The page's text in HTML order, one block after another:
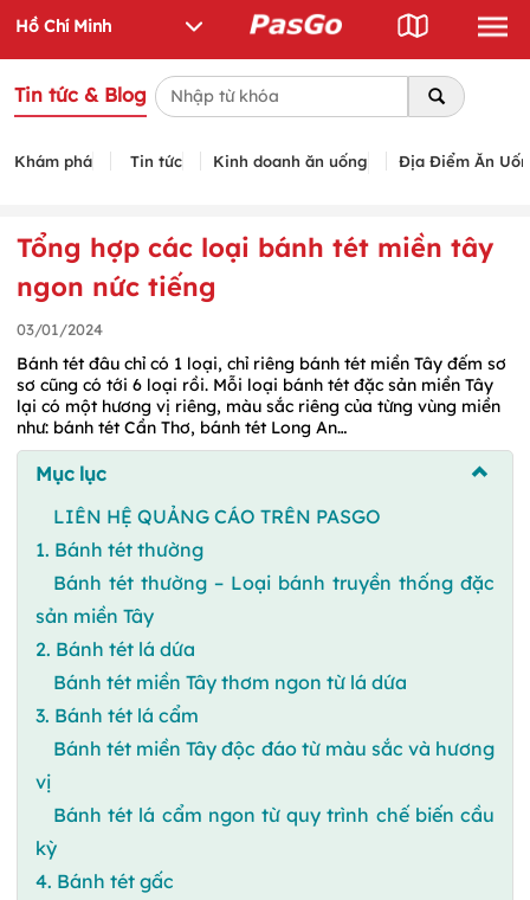
Tin tức & Blog
Khám phá Tin tức Kinh doanh ăn uống Địa Điểm Ăn
Tổng hợp các loại bánh tét miền tây
ngon nức tiếng
03/01/2024
Bánh tét đâu chỉ có 1 loại, chỉ riêng bánh tét miền Tây đếm sơ
sơ cũng có tới 6 loại rồi. Mỗi loại bánh tét đặc sản miền Tây
lại có một hương vị riêng, màu sắc riêng của từng vùng miền
như: bánh tét Cần Thơ, bánh tét Long An…
Mục lục
LIÊN HỆ QUẢNG CÁO TRÊN PASGO
1. Bánh tét thường
Bánh tét thường – Loại bánh truyền thống đặc
sản miền Tây
2. Bánh tét lá dứa
Bánh tét miền Tây thơm ngon từ lá dứa
3. Bánh tét lá cẩm
Bánh tét miền Tây độc đáo từ màu sắc và hương
vị
Bánh tét lá cẩm ngon từ quy trình chế biến cầu
kỳ
4. Bánh tét gấc